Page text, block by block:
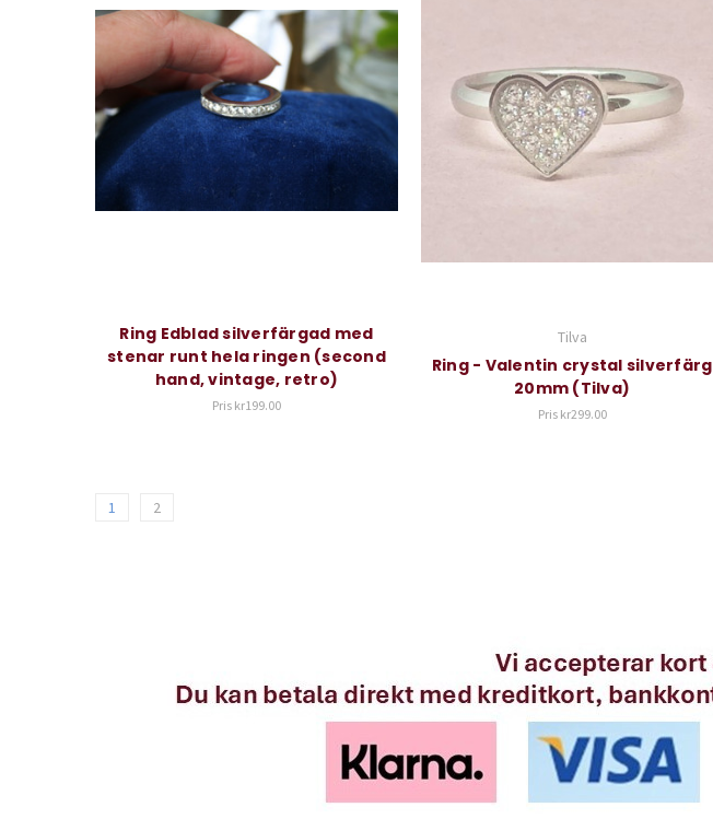
Ring Edblad silverfärgad med
stenar runt hela ringen (second
hand, vintage, retro)
Pris kr199.00
Tilva
Ring - Valentin crystal silverfärg
20mm (Tilva)
Pris kr299.00
1 2